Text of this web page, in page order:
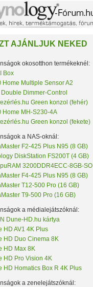
Optical
Technology
Control
Labs
Power
Home
South
AJÁNLJUK NEKED
okosotthon termékeknél:
Box
Home Multiple Sensor A2
Double Dimmer-Control
Green konzol (fehér)
Home MH-S230-4A
Green konzol (fekete)
a NAS-oknál:
F2-425 Plus N95 (8 GB)
DiskStation FS200T (4 GB)
3200DDR4ECC-8GB-SO
F4-425 Plus N95 (8 GB)
T12-500 Pro (16 GB)
T9-500 Pro (16 GB)
a médialejátszóknál:
Dune-HD.hu kártya
HD AV1 4K Plus
HD Duo Cinema 8K
HD Max 8K
HD Pro Vision 4K
HD Homatics Box R 4K Plus
a zenelejátszóknál: